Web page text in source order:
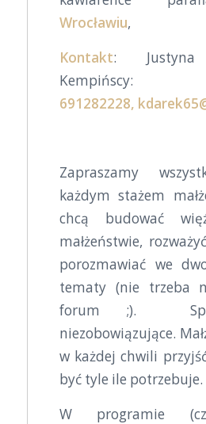
Wrocławiu,
Kontakt:
691282228,
Zapraszamy
każdym stażem
chcą budować
małżeństwie,
porozmawiać we
tematy (nie trzeba
forum ;).
niezobowiązujące.
w każdej chwili
być tyle ile potrzebuje.
W programie